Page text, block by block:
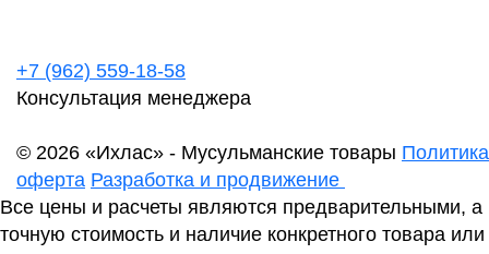
+7 (962) 559-18-58
Консультация менеджера
© 2026 «Ихлас» - Мусульманские товары
оферта Разработка и продвижение
Все цены и расчеты являются предварительными, а
точную стоимость и наличие конкретного товара или